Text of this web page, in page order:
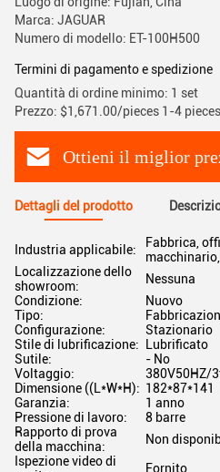
Marca: JAGUAR
Numero di modello: ET-100H500
Termini di pagamento e spedizione
Quantità di ordine minimo: 1 set
Prezzo: $1,671.00/pieces 1-4 pieces
Ottieni il miglior
Dettagli del prodotto
Industria applicabile:
Fabbrica,
Localizzazione dello
showroom:
Nessuna
Condizione:
Nuovo
Tipo:
Configurazione:
Stazionario
Stile di lubrificazione:
Lubrificato
Sutile:
- No
Voltaggio:
380V50HZ/
Dimensione ((L*W*H): 182*87*141
Garanzia:
1 anno
Pressione di lavoro:
8 barre
Rapporto di prova
della macchina:
Non
Ispezione video di
Fornito